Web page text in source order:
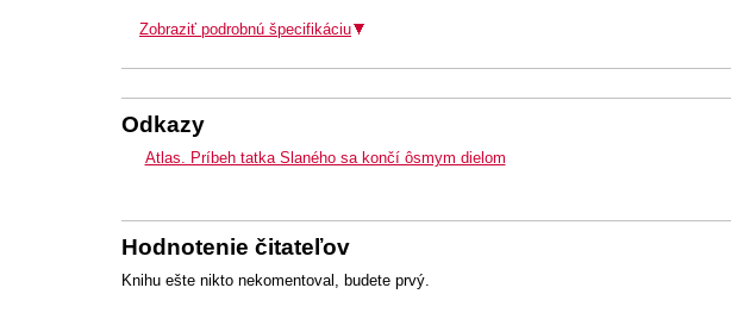
Zobraziť podrobnú špecifikáciu
Odkazy
Atlas. Príbeh tatka Slaného sa končí ôsmym dielom
Hodnotenie čitateľov
Knihu ešte nikto nekomentoval, budete prvý.